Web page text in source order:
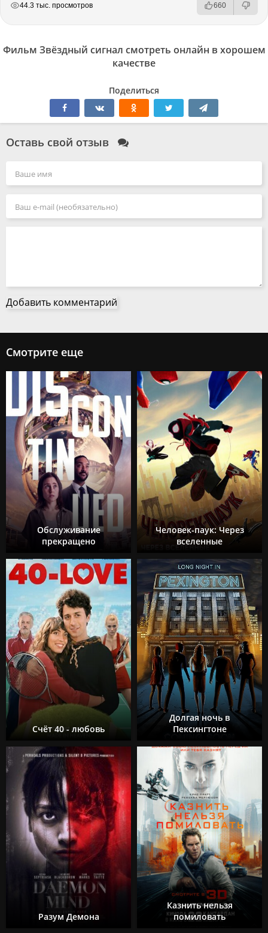
44.3 тыс. просмотров 660
Фильм Звёздный сигнал смотреть онлайн в хорошем
качестве
Поделиться
Оставь свой отзыв
Добавить комментарий
Смотрите еще
Обслуживание
прекращено
Человек-паук: Через
вселенные
Счёт 40 - любовь
Долгая ночь в
Пексингтоне
Разум Демона
Казнить нельзя
помиловать